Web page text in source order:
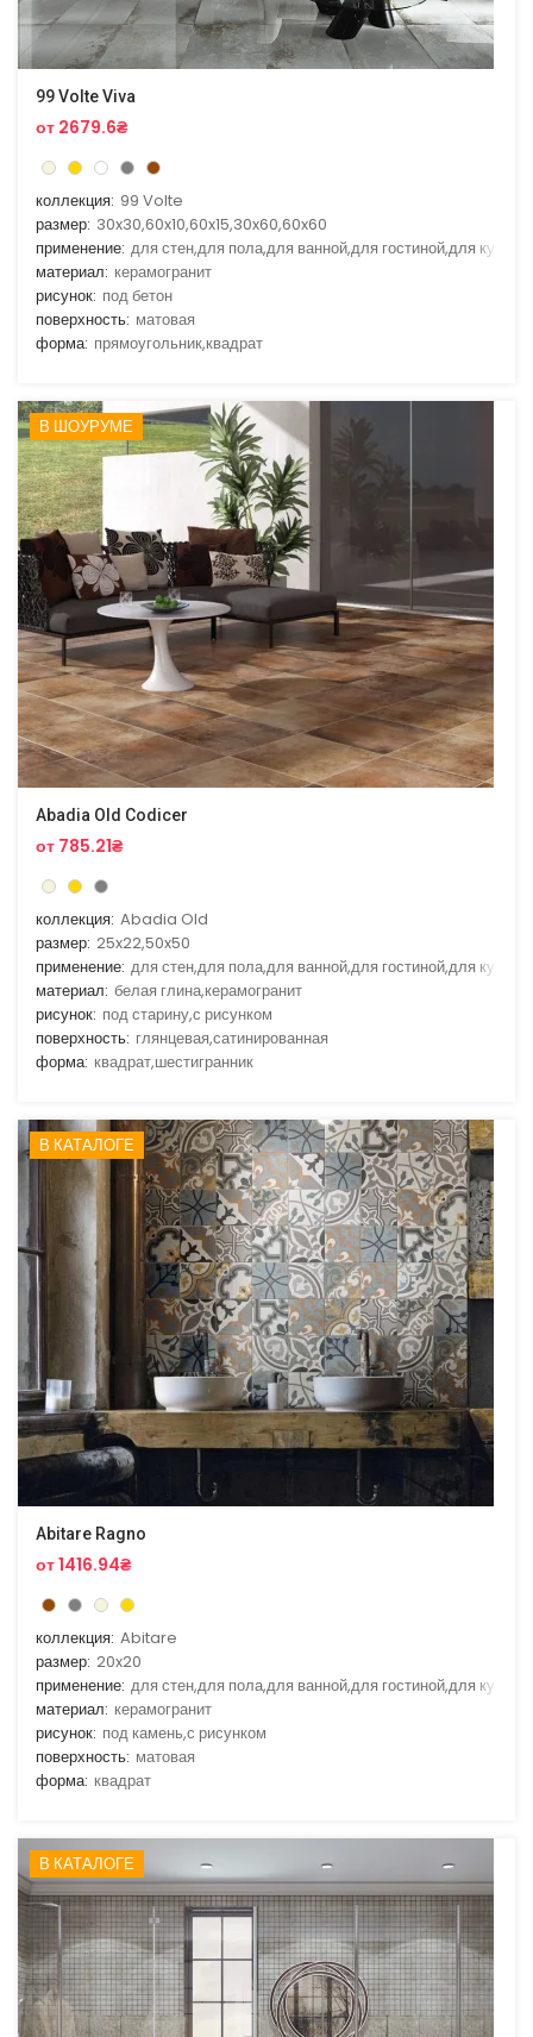
99 Volte Viva
от 2679.6₴
коллекция: 99 Volte
размер: 30x30,60x10,60x15,30x60,60x60
применение: для стен,для пола,для ванной,для гостиной,для кухни
материал: керамогранит
рисунок: под бетон
поверхность: матовая
форма: прямоугольник,квадрат
В ШОУРУМЕ
Abadia Old Codicer
от 785.21₴
коллекция: Abadia Old
размер: 25x22,50x50
применение: для стен,для пола,для ванной,для гостиной,для кухни
материал: белая глина,керамогранит
рисунок: под старину,с рисунком
поверхность: глянцевая,сатинированная
форма: квадрат,шестигранник
В КАТАЛОГЕ
Abitare Ragno
от 1416.94₴
коллекция: Abitare
размер: 20x20
применение: для стен,для пола,для ванной,для гостиной,для кухни
материал: керамогранит
рисунок: под камень,с рисунком
поверхность: матовая
форма: квадрат
В КАТАЛОГЕ